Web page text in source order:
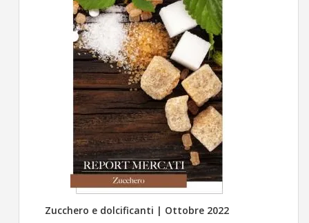
Zucchero e dolcificanti | Ottobre 2022